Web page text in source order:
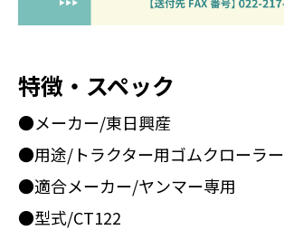
特徴・スペック
●メーカー/東日興産
●用途/トラクター用ゴムクローラー
●適合メーカー/ヤンマー専用
●型式/CT122